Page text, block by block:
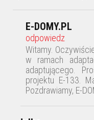
E-DOMY.PL
odpowiedz
Witamy.
w ramach
adaptującego.
projektu E-133.
Pozdrawiamy, E-